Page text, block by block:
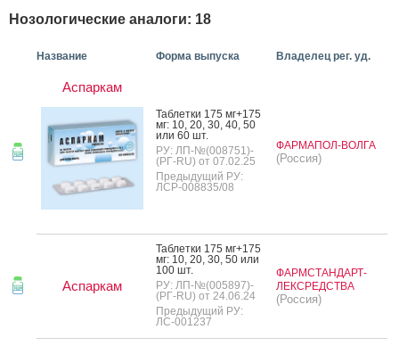
Нозологические аналоги: 18
Название Форма выпуска Владелец рег. уд.
Аспаркам
Таб­летки 175 мг+175
мг: 10, 20, 30, 40, 50
или 60 шт.
РУ: ЛП-№(008751)-
(РГ-RU) от 07.02.25
Предыдущий РУ:
ЛСР-008835/08
ФАРМАПОЛ-ВОЛГА
(Россия)
Аспаркам
Таб­летки 175 мг+175
мг: 10, 20, 30, 50 или
100 шт.
РУ: ЛП-№(005897)-
(РГ-RU) от 24.06.24
Предыдущий РУ:
ЛС-001237
ФАРМСТАНДАРТ-
ЛЕКСРЕДСТВА
(Россия)